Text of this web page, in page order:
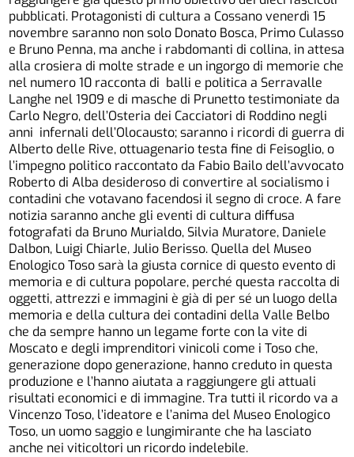
pubblicati. Protagonisti di cultura a Cossano venerdì 15
novembre saranno non solo Donato Bosca, Primo Culasso
e Bruno Penna, ma anche i rabdomanti di collina, in attesa
alla crosiera di molte strade e un ingorgo di memorie che
nel numero 10 racconta di balli e politica a Serravalle
Langhe nel 1909 e di masche di Prunetto testimoniate da
Carlo Negro, dell’Osteria dei Cacciatori di Roddino negli
anni infernali dell’Olocausto; saranno i ricordi di guerra di
Alberto delle Rive, ottuagenario testa fine di Feisoglio, o
l’impegno politico raccontato da Fabio Bailo dell’avvocato
Roberto di Alba desideroso di convertire al socialismo i
contadini che votavano facendosi il segno di croce. A fare
notizia saranno anche gli eventi di cultura diffusa
fotografati da Bruno Murialdo, Silvia Muratore, Daniele
Dalbon, Luigi Chiarle, Julio Berisso. Quella del Museo
Enologico Toso sarà la giusta cornice di questo evento di
memoria e di cultura popolare, perché questa raccolta di
oggetti, attrezzi e immagini è già di per sé un luogo della
memoria e della cultura dei contadini della Valle Belbo
che da sempre hanno un legame forte con la vite di
Moscato e degli imprenditori vinicoli come i Toso che,
generazione dopo generazione, hanno creduto in questa
produzione e l’hanno aiutata a raggiungere gli attuali
risultati economici e di immagine. Tra tutti il ricordo va a
Vincenzo Toso, l’ideatore e l’anima del Museo Enologico
Toso, un uomo saggio e lungimirante che ha lasciato
anche nei viticoltori un ricordo indelebile.